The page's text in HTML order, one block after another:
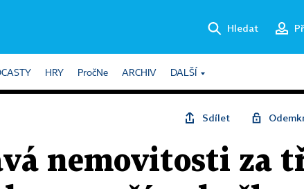
Hledat
HRY PročNe ARCHIV DALŠÍ
Sdílet
nemovitosti za